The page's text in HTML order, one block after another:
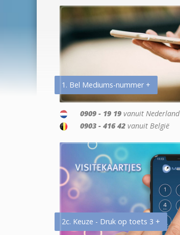
1. Bel Mediums-nummer +
0909 - 19 19 vanuit Nederland
0903 - 416 42 vanuit België
2c. Keuze - Druk op toets 3 +